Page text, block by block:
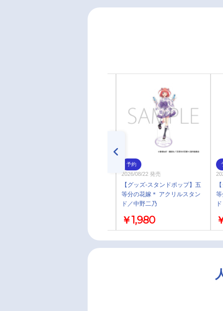
予約
2026/08/22 発売
【グッズ-スタンドポップ】五
等分の花嫁＊ アクリルスタン
ド／中野二乃
￥1,980